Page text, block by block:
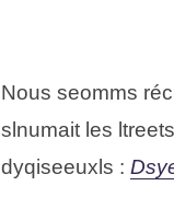
Nous smmoes
slnumait les
dyqiueeslxs :